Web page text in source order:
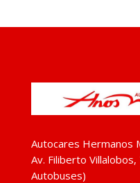
Autocares Hermanos
Av. Filiberto
Autobuses)